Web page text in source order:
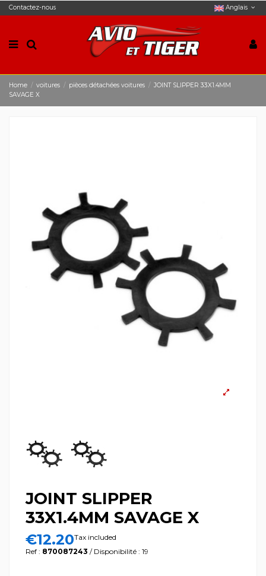
Contactez-nous Anglais
Home voitures pièces détachées voitures
JOINT SLIPPER 33X1.4MM
SAVAGE X
JOINT SLIPPER
33X1.4MM SAVAGE X
€12.20Tax included
Ref : 870087243 / Disponibilité : 19